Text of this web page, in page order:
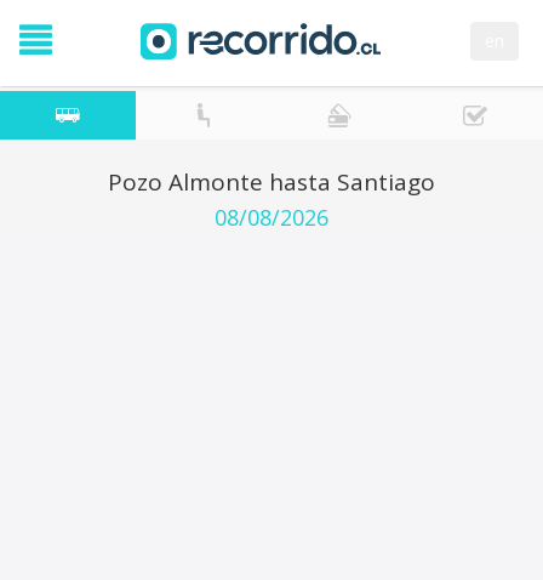
Pozo Almonte hasta Santiago
08/08/2026